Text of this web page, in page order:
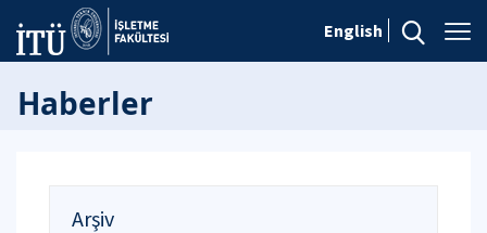
English
Haberler
Arşiv